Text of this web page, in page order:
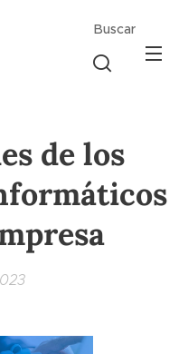
Buscar
de los